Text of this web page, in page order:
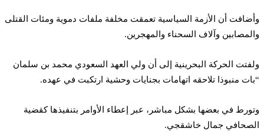
وأضافت أن الأزمة السياسية تعمقت مخلفة ملفات دموية ومئات القتلى
والمصابين وآلاف السحناء والمهجرين.
ولفتت الحركة البحرينية إلى أن ولي العهد السعودي محمد بن سلمان
“بات منبوذا تلاحقه اتهامات بجنايات وحشية ارتكبت في عهده.
وتورط في بعضها بشكل مباشر، عبر إعطاء الأوامر بتنفيذها كقضية
الصحافي جمال خاشقجي.